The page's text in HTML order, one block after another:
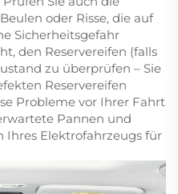
oder Risse, die auf
Sicherheitsgefahr
den Reservereifen (falls
zu überprüfen – Sie
Reservereifen
Probleme vor Ihrer Fahrt
Pannen und
Ihres Elektrofahrzeugs für